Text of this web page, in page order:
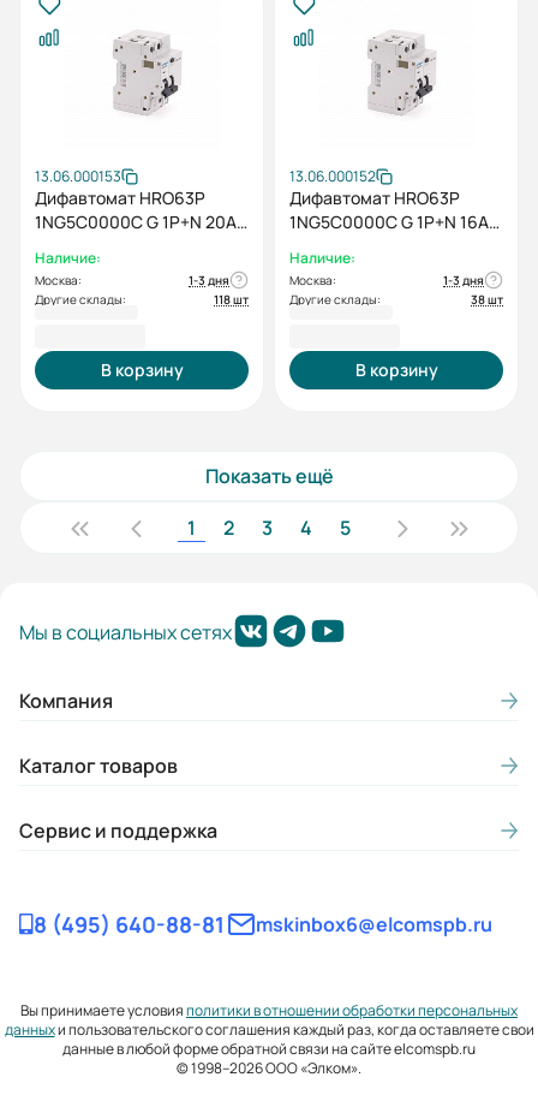
13.06.000153
Дифавтомат HRO63P
1NG5C0000C G 1P+N 20A
Наличие:
Москва:
1-3 дня
Другие склады:
118 шт
В корзину
13.06.000152
Дифавтомат HRO63P
1NG5C0000C G 1P+N 16A
Наличие:
Москва:
1-3 дня
Другие склады:
38 шт
В корзину
Показать ещё
1
2 3 4 5
Мы в социальных сетях
Компания
Каталог товаров
Сервис и поддержка
8 (495) 640-88-81 mskinbox6@elcomspb.ru
Вы принимаете условияполитики в отношении обработки персональных
данныхи пользовательского соглашения каждый раз, когда оставляете свои
данные в любой форме обратной связи на сайте elcomspb.ru
© 1998–2026 ООО «Элком».